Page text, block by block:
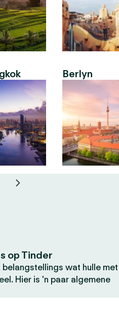
Berlyn
op Tinder
wat hulle met
Hier is 'n paar algemene